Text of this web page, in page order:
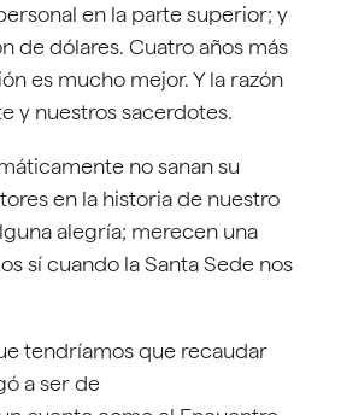
en la parte superior; y
de dólares. Cuatro años más
es mucho mejor. Y la razón
y nuestros sacerdotes.
no sanan su
en la historia de nuestro
alegría; merecen una
sí cuando la Santa Sede nos
tendríamos que recaudar
a ser de